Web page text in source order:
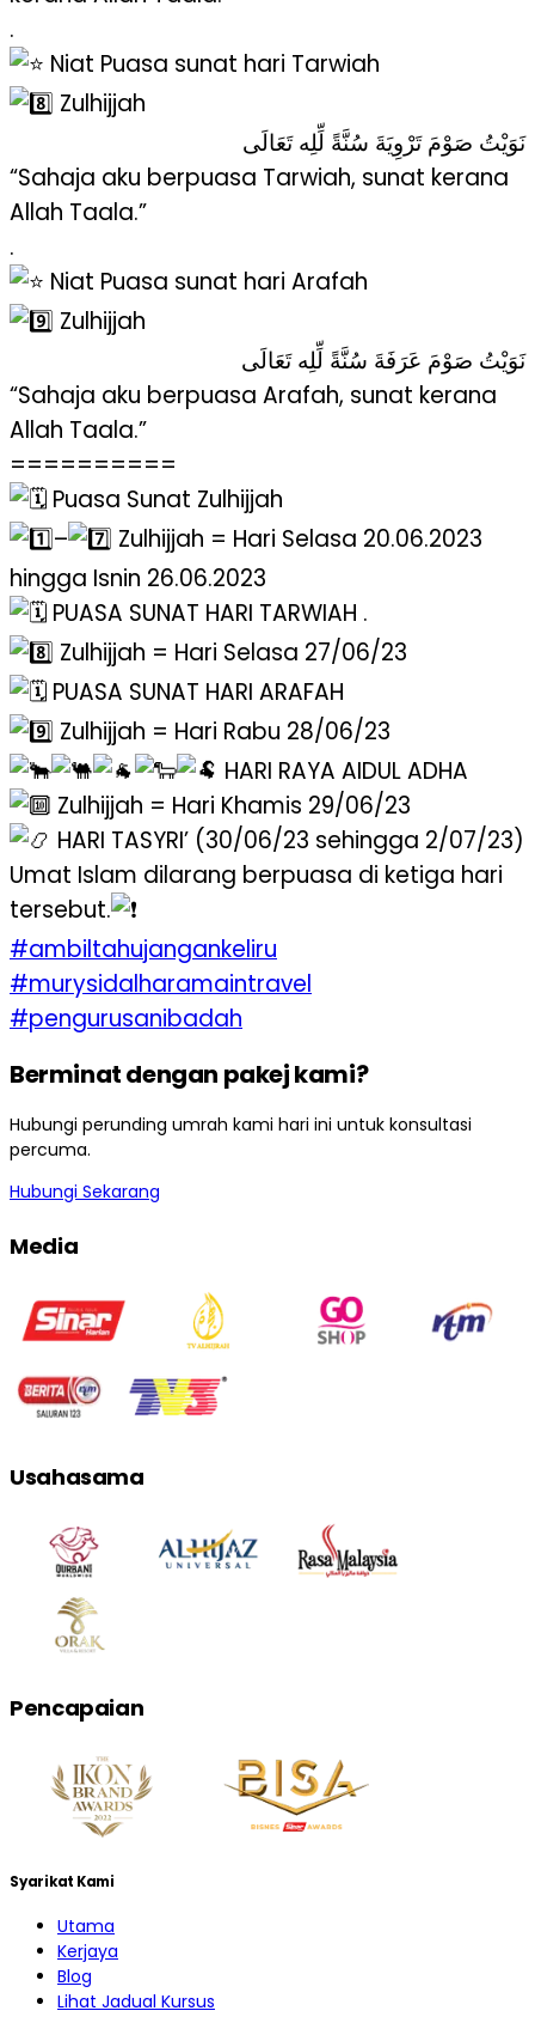
.
Niat Puasa sunat hari Tarwiah
Zulhijjah
نَوَيْتُ صَوْمَ تَرْوِيَةَ سُنَّةً لِّلِه تَعَالَى
“Sahaja aku berpuasa Tarwiah, sunat kerana
Allah Taala.”
.
Niat Puasa sunat hari Arafah
Zulhijjah
نَوَيْتُ صَوْمَ عَرَفَةَ سُنَّةً لِّلِه تَعَالَى
“Sahaja aku berpuasa Arafah, sunat kerana
Allah Taala.”
==========
Puasa Sunat Zulhijjah
–
Zulhijjah = Hari Selasa 20.06.2023
hingga Isnin 26.06.2023
PUASA SUNAT HARI TARWIAH .
Zulhijjah = Hari Selasa 27/06/23
PUASA SUNAT HARI ARAFAH
Zulhijjah = Hari Rabu 28/06/23
HARI RAYA AIDUL ADHA
Zulhijjah = Hari Khamis 29/06/23
HARI TASYRI’ (30/06/23 sehingga 2/07/23)
Umat Islam dilarang berpuasa di ketiga hari
tersebut.
#ambiltahujangankeliru
#murysidalharamaintravel
#pengurusanibadah
Berminat dengan pakej kami?
Hubungi perunding umrah kami hari ini untuk konsultasi
percuma.
Hubungi Sekarang
Media
Usahasama
Pencapaian
Syarikat Kami
Utama
Kerjaya
Blog
Lihat Jadual Kursus